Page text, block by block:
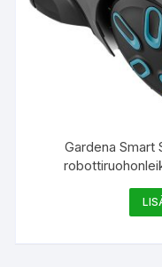
Gardena Smart